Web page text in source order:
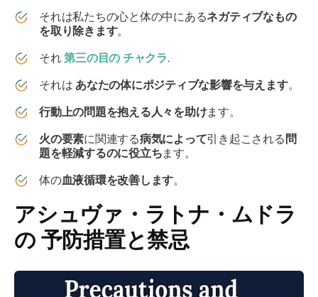
それは私たちの心と体の中にあるネガティブなもの
を取り除きます。
それ第三の目の チャクラ.
それは あなたの体にポジティブな影響を与えます。
行動上の問題を抱える人々を助けます。
火の要素に関連する病気によって引き起こされる 問
題を軽減するのに役立ちます。
体の血液循環を改善します。
アシュヴァ・ラトナ・ムドラ
の 予防措置と禁忌